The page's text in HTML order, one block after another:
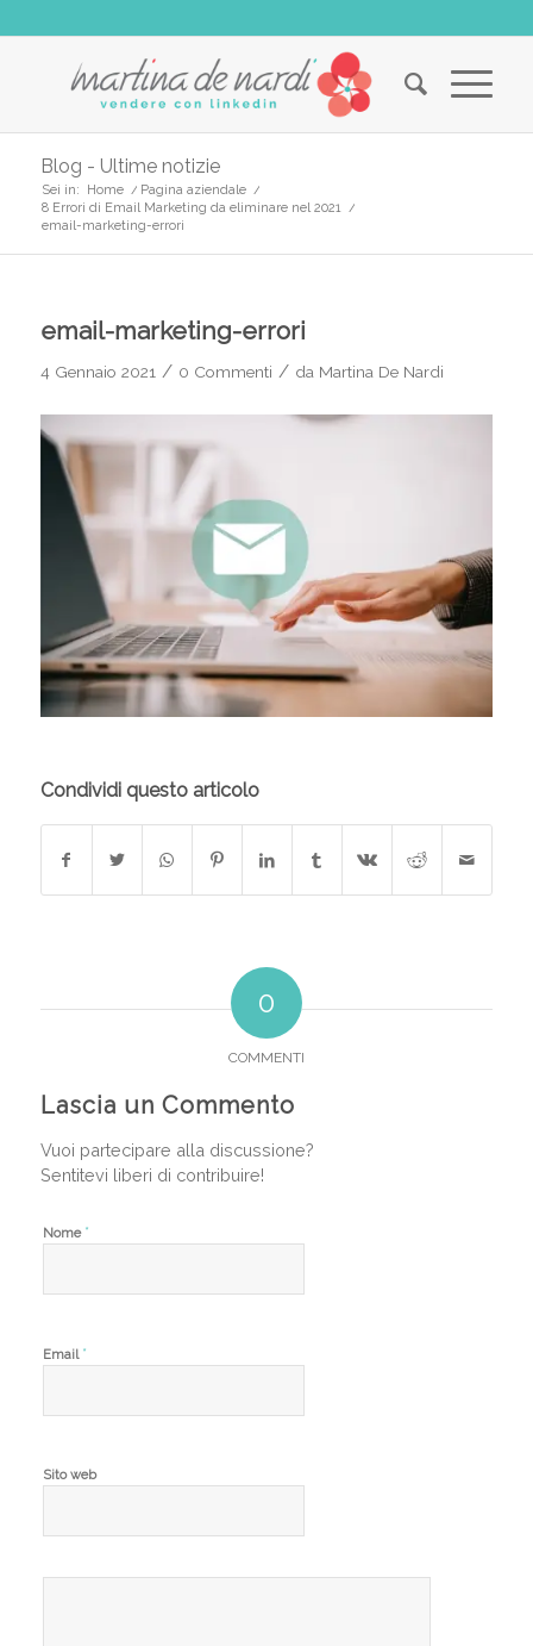
Blog - Ultime notizie
Sei in: Home / Pagina aziendale /
8 Errori di Email Marketing da eliminare nel 2021 /
email-marketing-errori
email-marketing-errori
4 Gennaio 2021 / 0 Commenti / da Martina De Nardi
Condividi questo articolo
0
COMMENTI
Lascia un Commento
Vuoi partecipare alla discussione?
Sentitevi liberi di contribuire!
Nome *
Email *
Sito web